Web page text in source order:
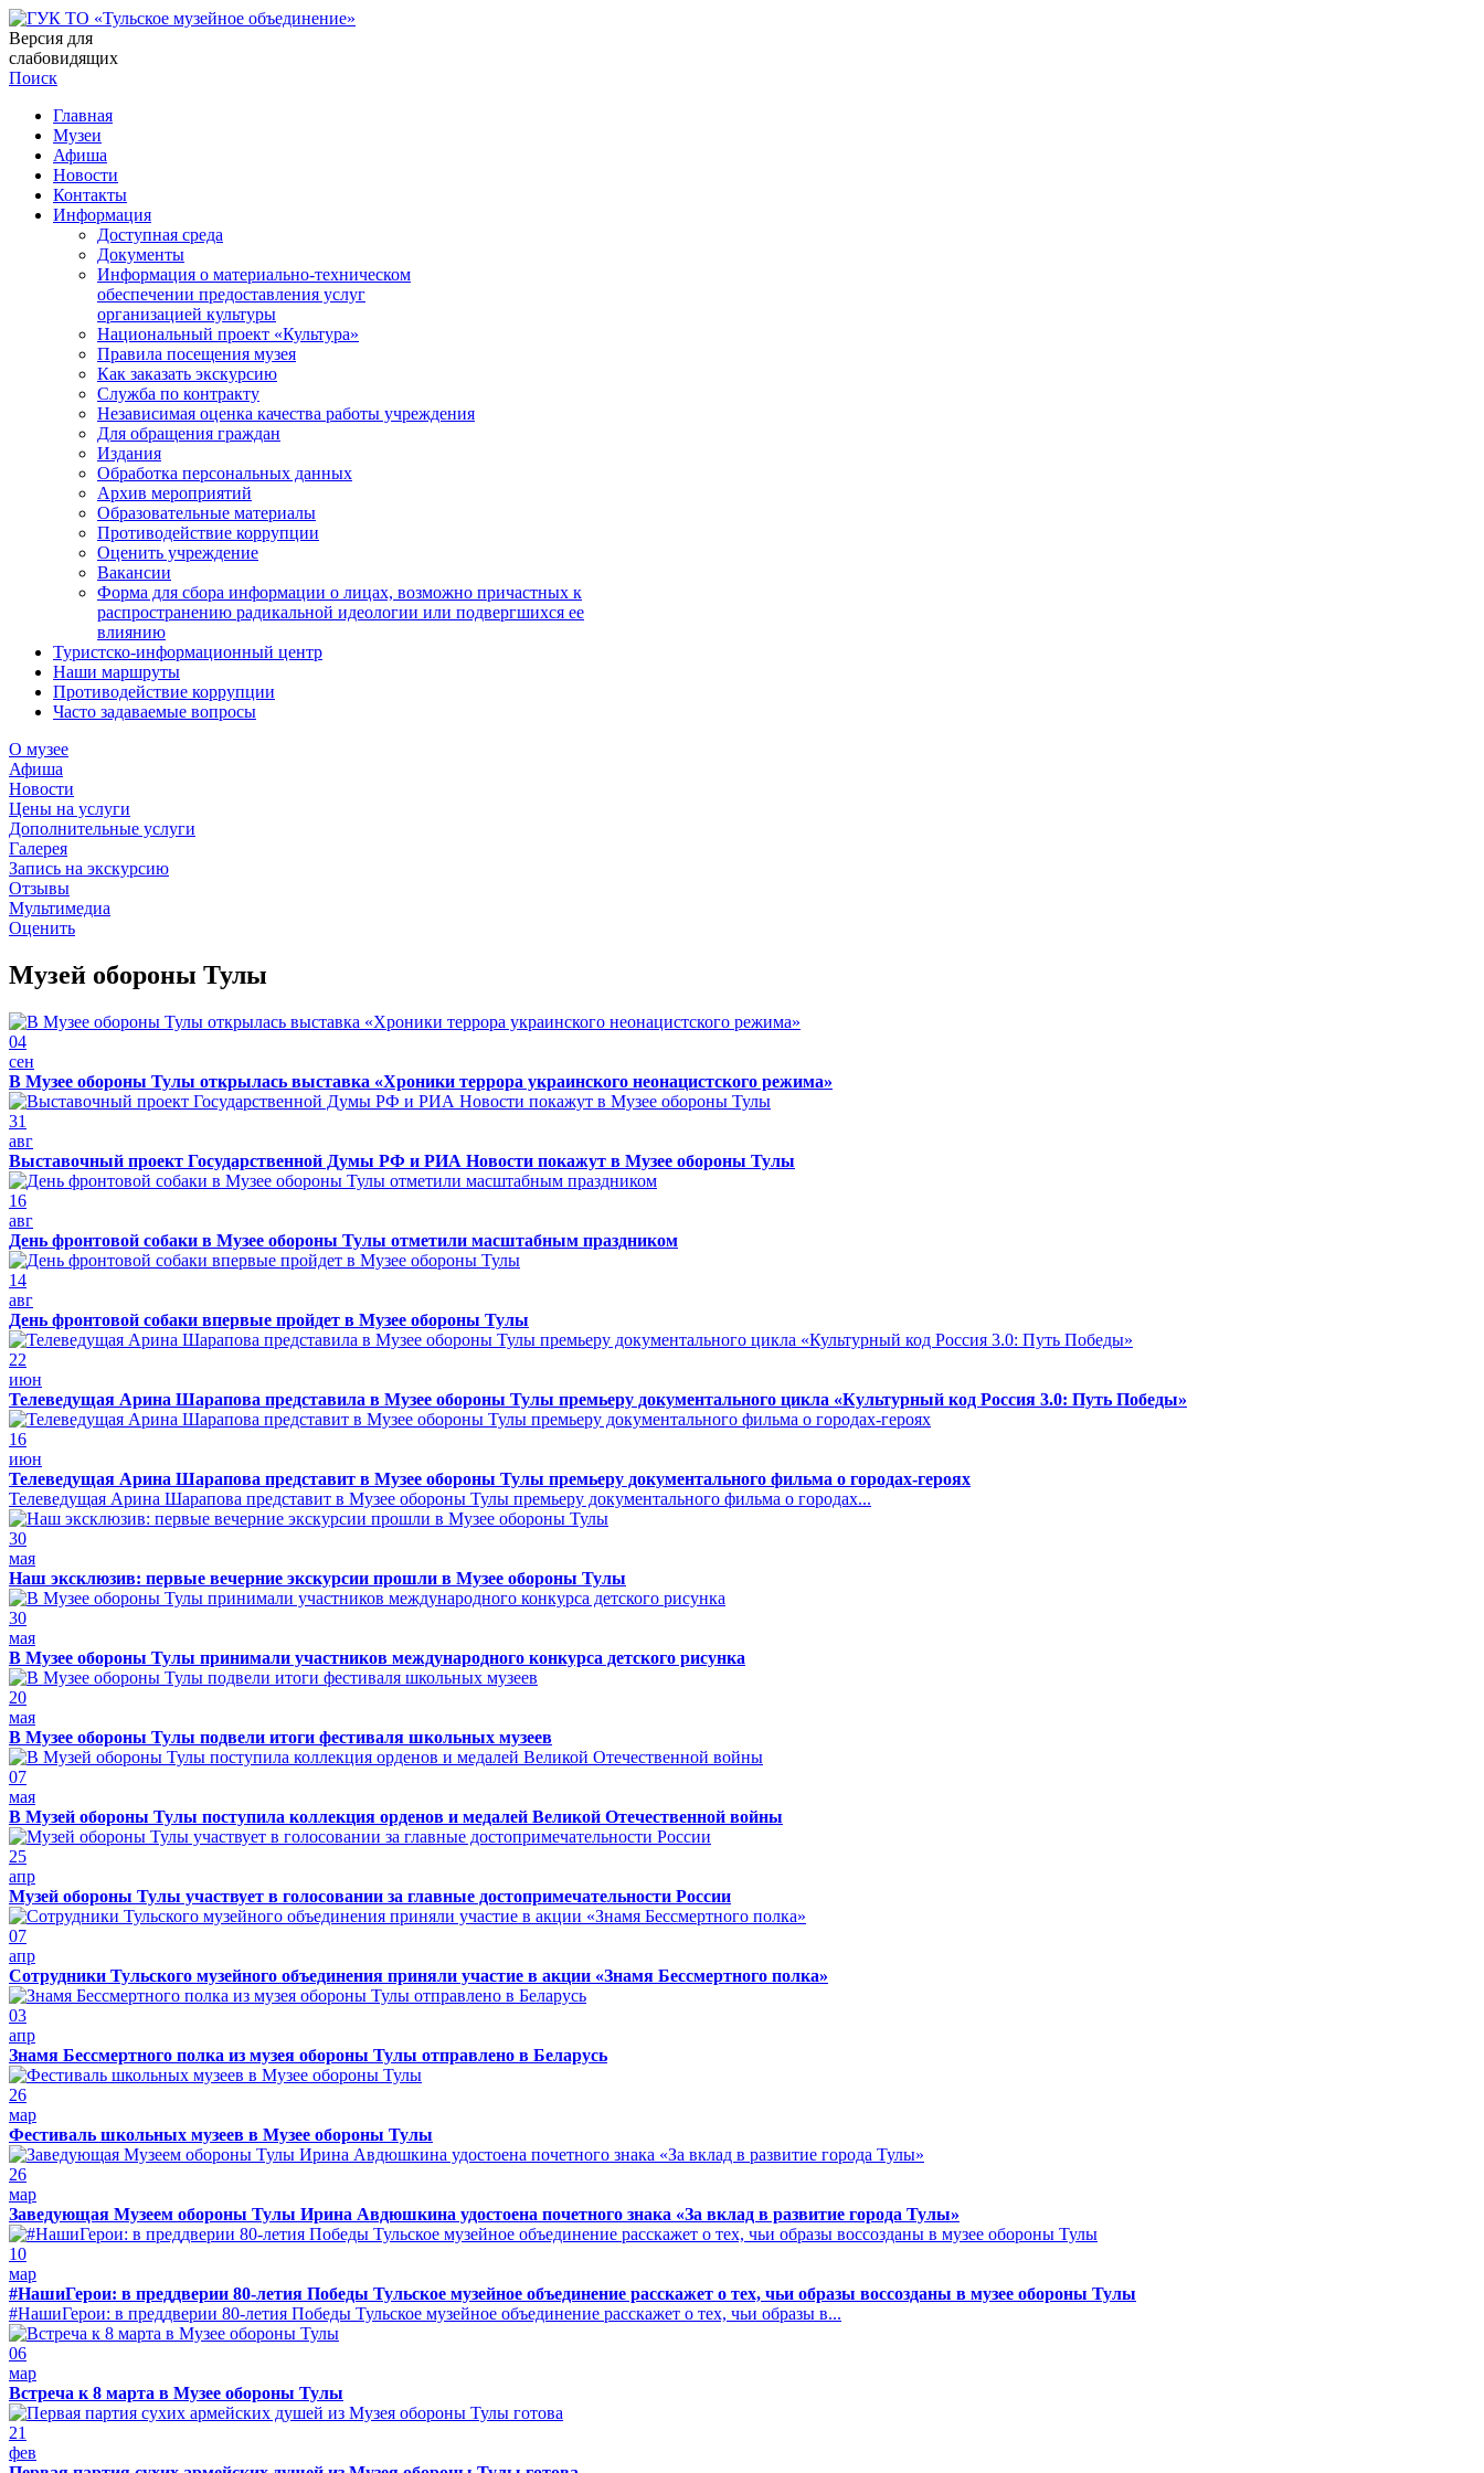
Версия для
слабовидящих
Поиск
Главная
Музеи
Афиша
Новости
Контакты
Информация
Доступная среда
Документы
Информация о материально-техническом
обеспечении предоставления услуг
организацией культуры
Национальный проект «Культура»
Правила посещения музея
Как заказать экскурсию
Служба по контракту
Независимая оценка качества работы учреждения
Для обращения граждан
Издания
Обработка персональных данных
Архив мероприятий
Образовательные материалы
Противодействие коррупции
Оценить учреждение
Вакансии
Форма для сбора информации о лицах, возможно причастных к
распространению радикальной идеологии или подвергшихся ее
влиянию
Туристско-информационный центр
Наши маршруты
Противодействие коррупции
Часто задаваемые вопросы
О музее
Афиша
Новости
Цены на услуги
Дополнительные услуги
Галерея
Запись на экскурсию
Отзывы
Мультимедиа
Оценить
Музей обороны Тулы
04
сен
В Музее обороны Тулы открылась выставка «Хроники террора украинского неонацистского режима»
31
авг
Выставочный проект Государственной Думы РФ и РИА Новости покажут в Музее обороны Тулы
16
авг
День фронтовой собаки в Музее обороны Тулы отметили масштабным праздником
14
авг
День фронтовой собаки впервые пройдет в Музее обороны Тулы
22
июн
Телеведущая Арина Шарапова представила в Музее обороны Тулы премьеру документального цикла «Культурный код Россия 3.0: Путь Победы»
16
июн
Телеведущая Арина Шарапова представит в Музее обороны Тулы премьеру документального фильма о городах-героях
Телеведущая Арина Шарапова представит в Музее обороны Тулы премьеру документального фильма о городах...
30
мая
Наш эксклюзив: первые вечерние экскурсии прошли в Музее обороны Тулы
30
мая
В Музее обороны Тулы принимали участников международного конкурса детского рисунка
20
мая
В Музее обороны Тулы подвели итоги фестиваля школьных музеев
07
мая
В Музей обороны Тулы поступила коллекция орденов и медалей Великой Отечественной войны
25
апр
Музей обороны Тулы участвует в голосовании за главные достопримечательности России
07
апр
Сотрудники Тульского музейного объединения приняли участие в акции «Знамя Бессмертного полка»
03
апр
Знамя Бессмертного полка из музея обороны Тулы отправлено в Беларусь
26
мар
Фестиваль школьных музеев в Музее обороны Тулы
26
мар
Заведующая Музеем обороны Тулы Ирина Авдюшкина удостоена почетного знака «За вклад в развитие города Тулы»
10
мар
#НашиГерои: в преддверии 80-летия Победы Тульское музейное объединение расскажет о тех, чьи образы воссозданы в музее обороны Тулы
#НашиГерои: в преддверии 80-летия Победы Тульское музейное объединение расскажет о тех, чьи образы в...
06
мар
Встреча к 8 марта в Музее обороны Тулы
21
фев